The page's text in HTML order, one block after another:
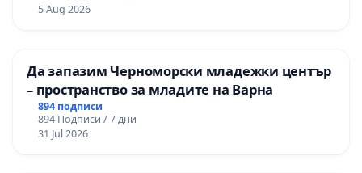
мениджмънт – гр. Пазарджик
5 Aug 2026
Да запазим Черноморски младежки център
– пространство за младите на Варна
894 подписи
894 Подписи / 7 дни
31 Jul 2026